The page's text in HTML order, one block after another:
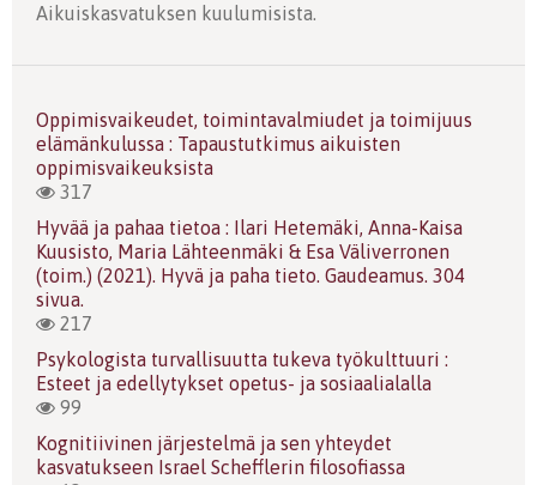
Aikuiskasvatuksen kuulumisista.
Oppimisvaikeudet, toimintavalmiudet ja toimijuus
elämänkulussa : Tapaustutkimus aikuisten
oppimisvaikeuksista
317
Hyvää ja pahaa tietoa : Ilari Hetemäki, Anna-Kaisa
Kuusisto, Maria Lähteenmäki & Esa Väliverronen
(toim.) (2021). Hyvä ja paha tieto. Gaudeamus. 304
sivua.
217
Psykologista turvallisuutta tukeva työkulttuuri :
Esteet ja edellytykset opetus- ja sosiaalialalla
99
Kognitiivinen järjestelmä ja sen yhteydet
kasvatukseen Israel Schefflerin filosofiassa